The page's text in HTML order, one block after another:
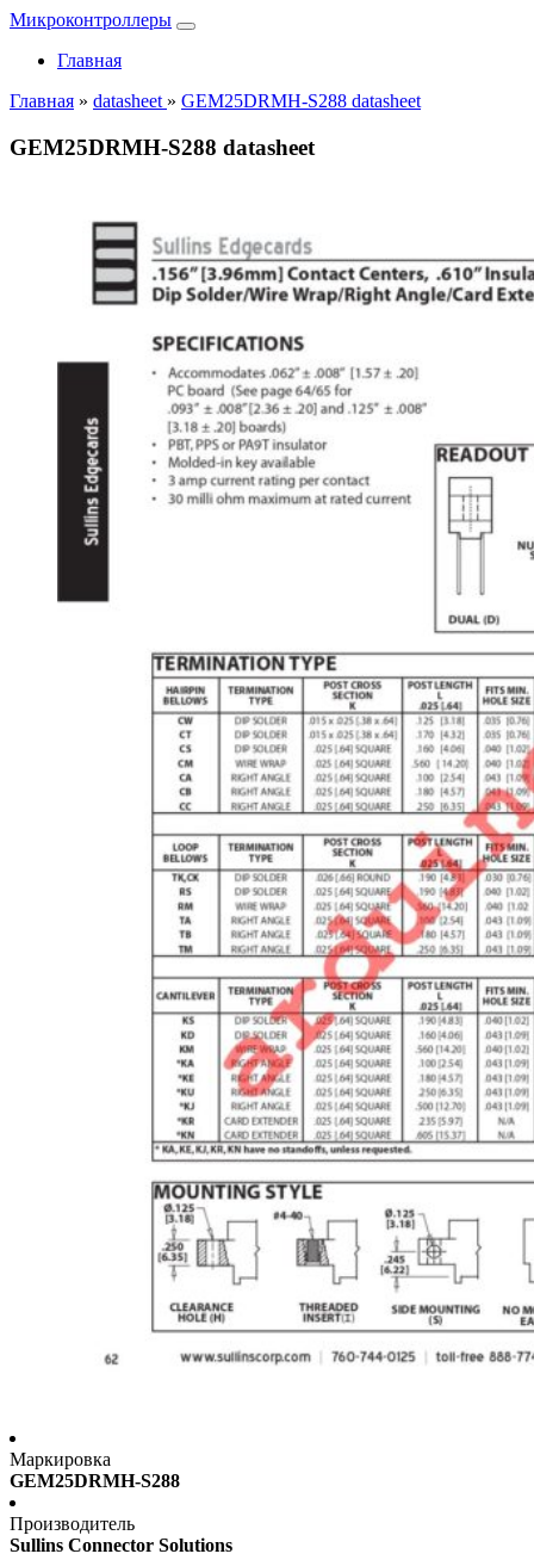
Микроконтроллеры
Главная
Главная » datasheet » GEM25DRMH-S288 datasheet
GEM25DRMH-S288 datasheet
Маркировка
GEM25DRMH-S288
Производитель
Sullins Connector Solutions